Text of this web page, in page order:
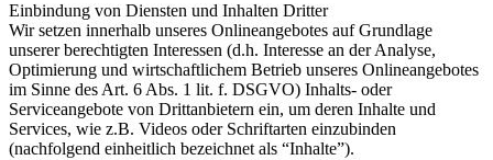
Einbindung von Diensten und Inhalten Dritter
Wir setzen innerhalb unseres Onlineangebotes auf Grundlage
unserer berechtigten Interessen (d.h. Interesse an der Analyse,
Optimierung und wirtschaftlichem Betrieb unseres Onlineangebotes
im Sinne des Art. 6 Abs. 1 lit. f. DSGVO) Inhalts- oder
Serviceangebote von Drittanbietern ein, um deren Inhalte und
Services, wie z.B. Videos oder Schriftarten einzubinden
(nachfolgend einheitlich bezeichnet als “Inhalte”).